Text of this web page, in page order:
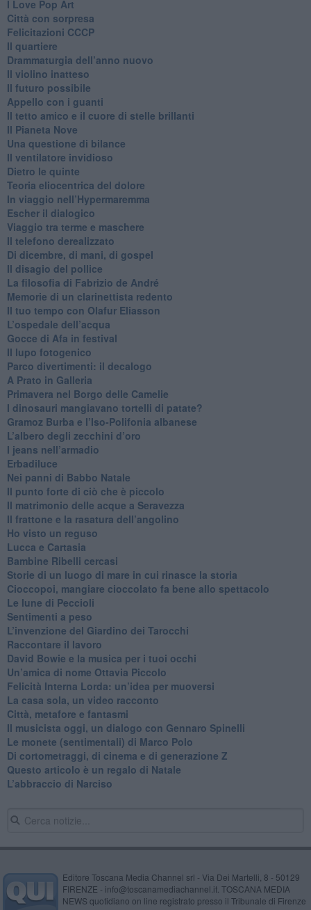
​I Love Pop Art
Città con sorpresa
Felicitazioni CCCP
​Il quartiere
​Drammaturgia dell’anno nuovo
​Il violino inatteso
​Il futuro possibile
​Appello con i guanti
​Il tetto amico e il cuore di stelle brillanti
​Il Pianeta Nove
​Una questione di bilance
​Il ventilatore invidioso
​Dietro le quinte
​Teoria eliocentrica del dolore
In viaggio nell’Hypermaremma
​Escher il dialogico
​Viaggio tra terme e maschere
Il telefono derealizzato
​Di dicembre, di mani, di gospel
​Il disagio del pollice
​La filosofia di Fabrizio de André
Memorie di un clarinettista redento
​Il tuo tempo con Olafur Eliasson
​L’ospedale dell’acqua
​Gocce di Afa in festival
​Il lupo fotogenico
​Parco divertimenti: il decalogo
​A Prato in Galleria
​Primavera nel Borgo delle Camelie
I dinosauri mangiavano tortelli di patate?
​Gramoz Burba e l’Iso-Polifonia albanese
L’albero degli zecchini d’oro
​I jeans nell’armadio
Erbadiluce
Nei panni di Babbo Natale
​Il punto forte di ciò che è piccolo
​Il matrimonio delle acque a Seravezza
​Il frattone e la rasatura dell’angolino
​Ho visto un reguso
Lucca e Cartasia
Bambine Ribelli cercasi
Storie di un luogo di mare in cui rinasce la storia
Cioccopoi, mangiare cioccolato fa bene allo spettacolo
​Le lune di Peccioli
​Sentimenti a peso
​L’invenzione del Giardino dei Tarocchi
​Raccontare il lavoro
David Bowie e la musica per i tuoi occhi
Un’amica di nome Ottavia Piccolo
​Felicità Interna Lorda: un’idea per muoversi
​La casa sola, un video racconto
​Città, metafore e fantasmi
Il musicista oggi, un dialogo con Gennaro Spinelli
Le monete (sentimentali) di Marco Polo
​Di cortometraggi, di cinema e di generazione Z
​Questo articolo è un regalo di Natale
L’abbraccio di Narciso
Editore Toscana Media Channel srl - Via Dei Martelli, 8 - 50129
FIRENZE - info@toscanamediachannel.it. TOSCANA MEDIA
NEWS quotidiano on line registrato presso il Tribunale di Firenze